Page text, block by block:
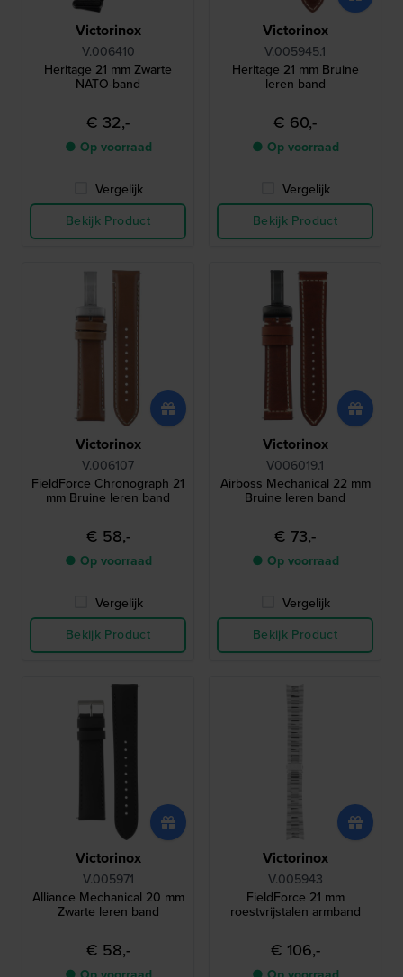
Victorinox
V.006410
Heritage 21 mm Zwarte
NATO-band
€ 32,-
● Op voorraad
Vergelijk
Bekijk Product
Victorinox
V.005945.1
Heritage 21 mm Bruine
leren band
€ 60,-
● Op voorraad
Vergelijk
Bekijk Product
Victorinox
V.006107
FieldForce Chronograph 21
mm Bruine leren band
€ 58,-
● Op voorraad
Vergelijk
Bekijk Product
Victorinox
V006019.1
Airboss Mechanical 22 mm
Bruine leren band
€ 73,-
● Op voorraad
Vergelijk
Bekijk Product
Victorinox
V.005971
Alliance Mechanical 20 mm
Zwarte leren band
€ 58,-
Victorinox
V.005943
FieldForce 21 mm
roestvrijstalen armband
€ 106,-